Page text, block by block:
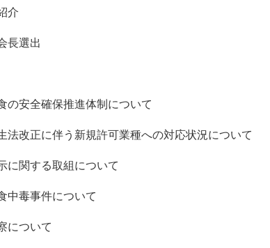
介
長選出
の安全確保推進体制について
法改正に伴う新規許可業種への対応状況について
に関する取組について
中毒事件について
について